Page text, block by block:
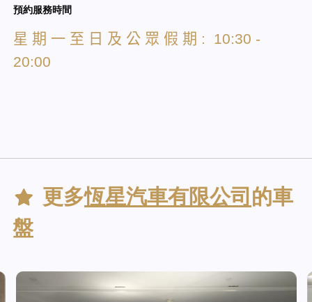
預約服務時間
星 期 一 至 日 及 公 眾 假 期 : 10:30 -
20:00
更多恆星汽車有限公司 的車
盤